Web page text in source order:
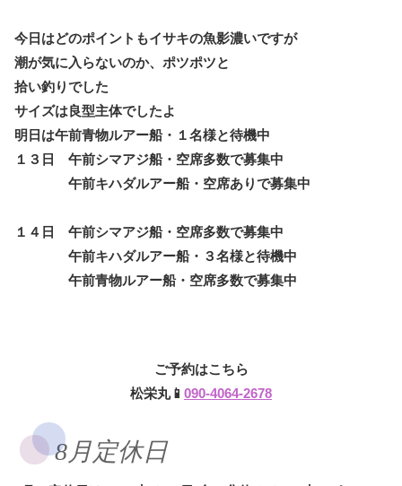
今日はどのポイントもイサキの魚影濃いですが
潮が気に入らないのか、ポツポツと
拾い釣りでした
サイズは良型主体でしたよ
明日は午前青物ルアー船・１名様と待機中
１３日 午前シマアジ船・空席多数で募集中
午前キハダルアー船・空席ありで募集中
１４日 午前シマアジ船・空席多数で募集中
午前キハダルアー船・３名様と待機中
午前青物ルアー船・空席多数で募集中
ご予約はこちら
松栄丸📱 090-4064-2678
8月定休日